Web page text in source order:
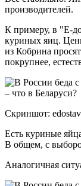
производителей.
К примеру, в "Е-
куриных яиц.
из Кобрина
покрупнее,
Скриншот:
Есть куриные
В общем, с
Аналогичная